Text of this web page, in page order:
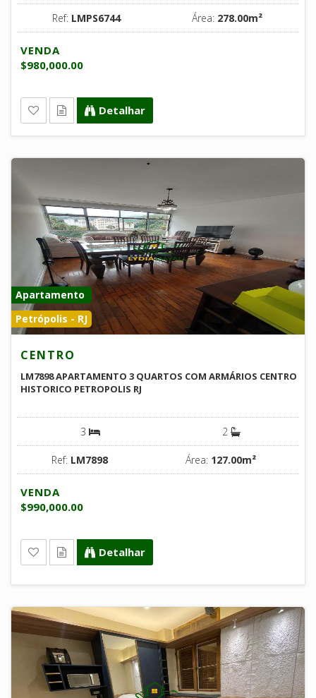
Ref: LMPS6744 Área: 278.00m²
VENDA
$980,000.00
Detalhar
Apartamento
Petrópolis - RJ
CENTRO
LM7898 APARTAMENTO 3 QUARTOS COM ARMÁRIOS CENTRO
HISTORICO PETROPOLIS RJ
3 2
Ref: LM7898 Área: 127.00m²
VENDA
$990,000.00
Detalhar